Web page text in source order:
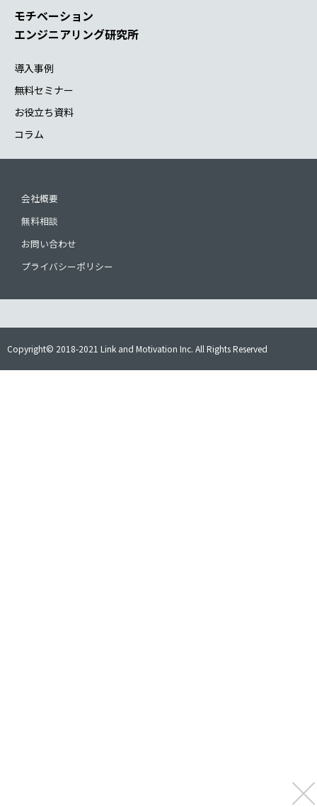
モチベーション
エンジニアリング研究所
導入事例
無料セミナー
お役立ち資料
コラム
会社概要
無料相談
お問い合わせ
プライバシーポリシー
Copyright© 2018-2021 Link and Motivation Inc. All Rights Reserved